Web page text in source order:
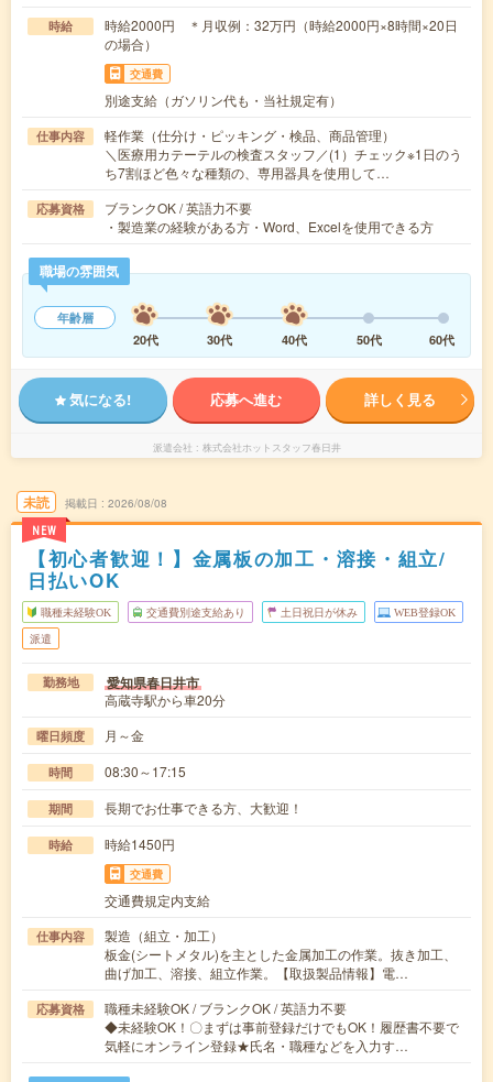
時給
時給2000円 ＊月収例：32万円（時給2000円×8時間×20日
の場合）
交通費
別途支給（ガソリン代も・当社規定有）
仕事内容
軽作業（仕分け・ピッキング・検品、商品管理）
＼医療用カテーテルの検査スタッフ／(1）チェック※1日のう
ち7割ほど色々な種類の、専用器具を使用して…
応募資格
ブランクOK / 英語力不要
・製造業の経験がある方・Word、Excelを使用できる方
職場の雰囲気
年齢層
20代
30代 40代 50代 60代
気になる! 応募へ進む 詳しく見る
派遣会社 株式会社ホットスタッフ春日井
未読
NEW
掲載日 2026/08/08
【初心者歓迎！】金属板の加工・溶接・組立/
日払いOK
職種未経験OK 交通費別途支給あり 土日祝日が休み WEB登録OK
派遣
勤務地 愛知県春日井市
高蔵寺駅から車20分
曜日頻度 月～金
時間 08:30～17:15
期間 長期でお仕事できる方、大歓迎！
時給 時給1450円
交通費
交通費規定内支給
仕事内容
製造（組立・加工）
板金(シートメタル)を主とした金属加工の作業。抜き加工、
曲げ加工、溶接、組立作業。【取扱製品情報】電…
応募資格
職種未経験OK / ブランクOK / 英語力不要
◆未経験OK！〇まずは事前登録だけでもOK！履歴書不要で
気軽にオンライン登録★氏名・職種などを入力す…